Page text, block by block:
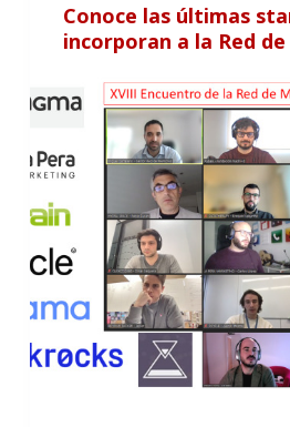
Conoce las últimas
incorporan a la Red